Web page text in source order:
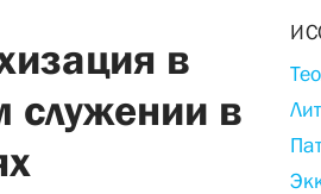
в
служении в